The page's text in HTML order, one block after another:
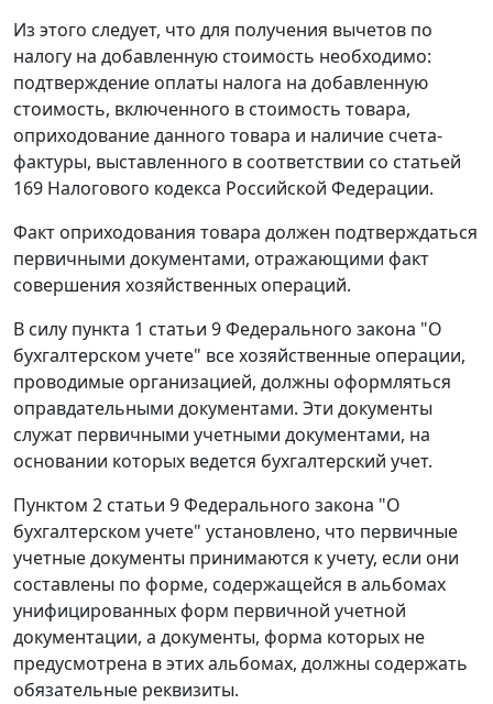
Из этого следует, что для получения вычетов по
налогу на добавленную стоимость необходимо:
подтверждение оплаты налога на добавленную
стоимость, включенного в стоимость товара,
оприходование данного товара и наличие счета-
фактуры, выставленного в соответствии со статьей
169 Налогового кодекса Российской Федерации.
Факт оприходования товара должен подтверждаться
первичными документами, отражающими факт
совершения хозяйственных операций.
В силу пункта 1 статьи 9Федерального закона "О
бухгалтерском учете" все хозяйственные операции,
проводимые организацией, должны оформляться
оправдательными документами. Эти документы
служат первичными учетными документами, на
основании которых ведется бухгалтерский учет.
Пунктом 2 статьи 9Федерального закона "О
бухгалтерском учете" установлено, что первичные
учетные документы принимаются к учету, если они
составлены по форме, содержащейся в альбомах
унифицированных форм первичной учетной
документации, а документы, форма которых не
предусмотрена в этих альбомах, должны содержать
обязательные реквизиты.